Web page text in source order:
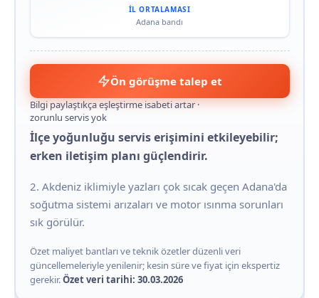
İL ORTALAMASI
Adana bandı
Ön görüşme talep et
Bilgi paylaştıkça eşleştirme isabeti artar ·
zorunlu servis yok
İlçe yoğunluğu servis erişimini etkileyebilir;
erken iletişim planı güçlendirir.
2. Akdeniz iklimiyle yazları çok sıcak geçen Adana'da
soğutma sistemi arızaları ve motor ısınma sorunları
sık görülür.
Özet maliyet bantları ve teknik özetler düzenli veri
güncellemeleriyle yenilenir; kesin süre ve fiyat için ekspertiz
gerekir.Özet veri tarihi: 30.03.2026